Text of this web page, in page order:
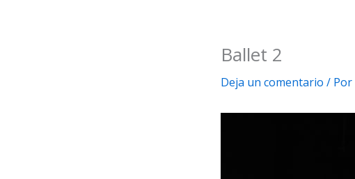
Ballet 2
Deja un comentario / Por